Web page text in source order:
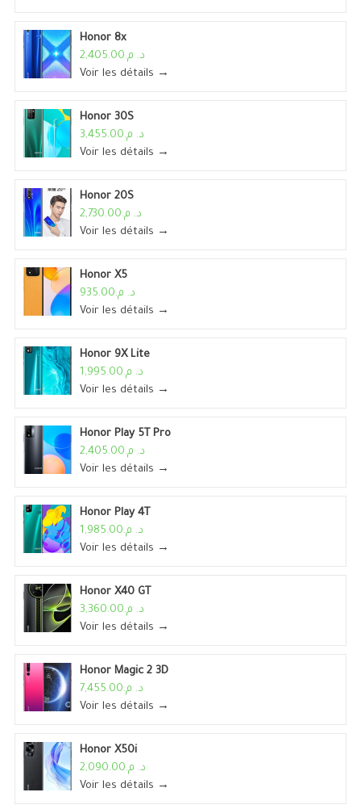
Honor 8x
د. م.2,405.00
Voir les détails →
Honor 30S
د. م.3,455.00
Voir les détails →
Honor 20S
د. م.2,730.00
Voir les détails →
Honor X5
د. م.935.00
Voir les détails →
Honor 9X Lite
د. م.1,995.00
Voir les détails →
Honor Play 5T Pro
د. م.2,405.00
Voir les détails →
Honor Play 4T
د. م.1,985.00
Voir les détails →
Honor X40 GT
د. م.3,360.00
Voir les détails →
Honor Magic 2 3D
د. م.7,455.00
Voir les détails →
Honor X50i
د. م.2,090.00
Voir les détails →